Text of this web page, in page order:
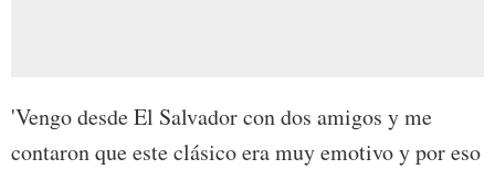
'Vengo desde El Salvador con dos amigos y me
contaron que este clásico era muy emotivo y por eso